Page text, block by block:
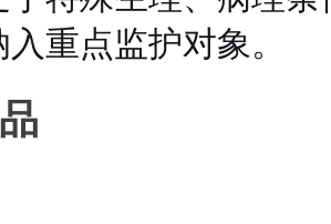
重点监护对象。